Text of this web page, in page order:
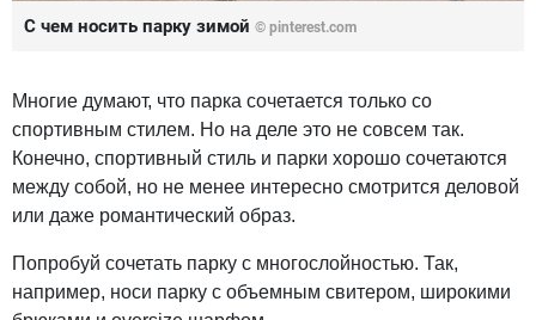
С чем носить парку зимой © pinterest.com
Многие думают, что парка сочетается только со
спортивным стилем. Но на деле это не совсем так.
Конечно, спортивный стиль и парки хорошо сочетаются
между собой, но не менее интересно смотрится деловой
или даже романтический образ.
Попробуй сочетать парку с многослойностью. Так,
например, носи парку с объемным свитером, широкими